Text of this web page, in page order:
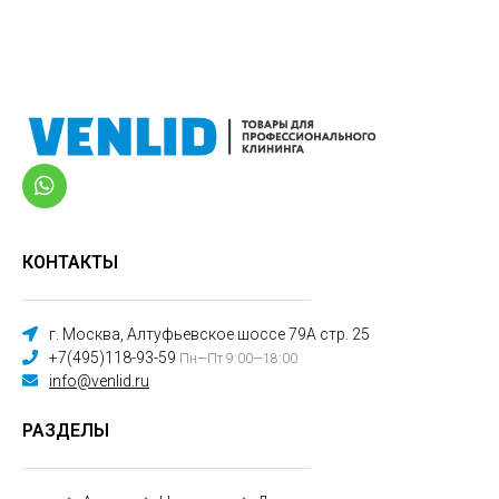
КОНТАКТЫ
г. Москва, Алтуфьевское шоссе 79А стр. 25
+7(495)118-93-59 Пн—Пт 9:00—18:00
info@venlid.ru
РАЗДЕЛЫ